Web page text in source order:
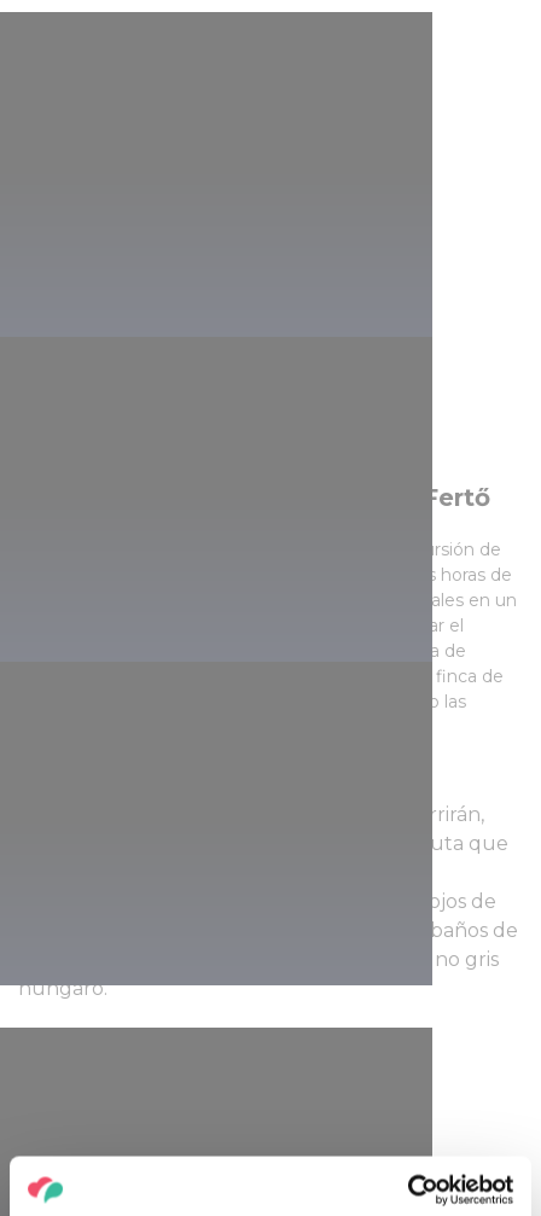
Pedaleando alrededor del lago Fertő
Si le apetece, incluso podrá participar en una excursión de
observación ornitológica en canoa en las primeras horas de
la mañana, o explorar el agua cubierta de cañaverales en un
barco solar. Durante sus recorridos, no olvide visitar el
Centro de Visitantes de Lászlómajor situado cerca de
Sarród, donde podrá conocer la antigua vida de la finca de
150 años, los antiguos oficios artesanos, así como las
Los aficionados al deporte tampoco se aburrirán,
puesto que la zona es famosa por la ciclorruta que
pintorescos paisajes se despliegan ante los ojos de
excursionista, a orillas del lago podrá ver rebaños de
ovejas racka, manadas de búfalos y de vacuno gris
húngaro.